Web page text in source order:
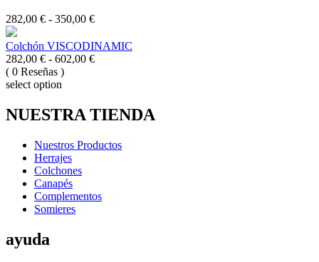
282,00 € - 350,00 €Rango
precios:
desde
Colchón VISCODINAMIC
282,00 € - 602,00 €Rango
282,00 €
hasta
( 0 Reseñas )
select option
NUESTRA TIENDA
Nuestros Productos
Herrajes
Colchones
Canapés
Complementos
Somieres
ayuda